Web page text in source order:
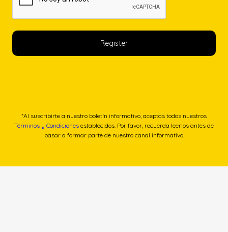
*Al suscribirte a nuestro boletín informativo, aceptas todos nuestros
Términos y Condiciones establecidos. Por favor, recuerda leerlos antes de
pasar a formar parte de nuestro canal informativo.